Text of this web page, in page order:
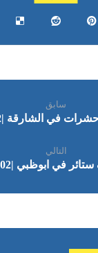
سابق
في الشارقة |0545704502
التالي
في ابوظبي |0545704502